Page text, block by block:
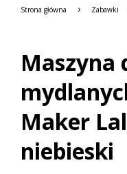
Strona główna Zabawki
Maszyna
Maker
niebieski